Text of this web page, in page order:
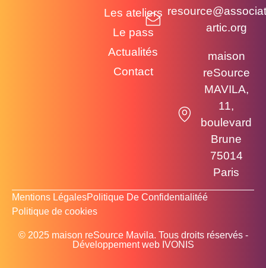
Les ateliers
Le pass
Actualités
Contact
artic.org
maison
reSource
MAVILA,
11,
boulevard
Brune
75014
Paris
Mentions Légales​Politique De Confidentialitéé
Politique de cookies
© 2025 maison reSource Mavila. Tous droits réservés -
Développement web IVONIS